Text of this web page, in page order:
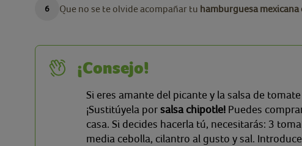
Que no se te olvide acompañar tu hamburguesa
¡Consejo!
Si eres amante del picante y la salsa de
¡Sustitúyela porsalsa chipotle! Puedes
casa. Si decides hacerla tú, necesitarás: 3
media cebolla, cilantro al gusto y sal.